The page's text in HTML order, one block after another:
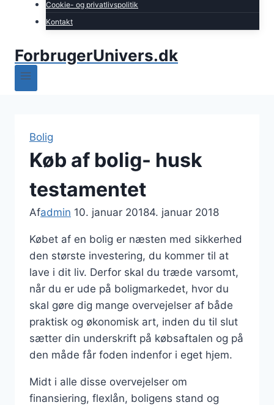
Cookie- og privatlivspolitik
Kontakt
ForbrugerUnivers.dk
Bolig
Køb af bolig- husk
testamentet
Afadmin 10. januar 20184. januar 2018
Købet af en bolig er næsten med sikkerhed
den største investering, du kommer til at
lave i dit liv. Derfor skal du træde varsomt,
når du er ude på boligmarkedet, hvor du
skal gøre dig mange overvejelser af både
praktisk og økonomisk art, inden du til slut
sætter din underskrift på købsaftalen og på
den måde får foden indenfor i eget hjem.
Midt i alle disse overvejelser om
finansiering, flexlån, boligens stand og